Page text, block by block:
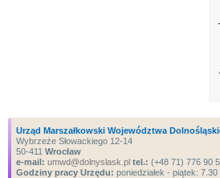
Urząd Marszałkowski Województwa
Wybrzeże Słowackiego 12-14
50-411 Wrocław
e-mail: umwd@dolnyslask.pl tel.: (+48 71) 776 90
Godziny pracy Urzędu: poniedziałek - piątek: